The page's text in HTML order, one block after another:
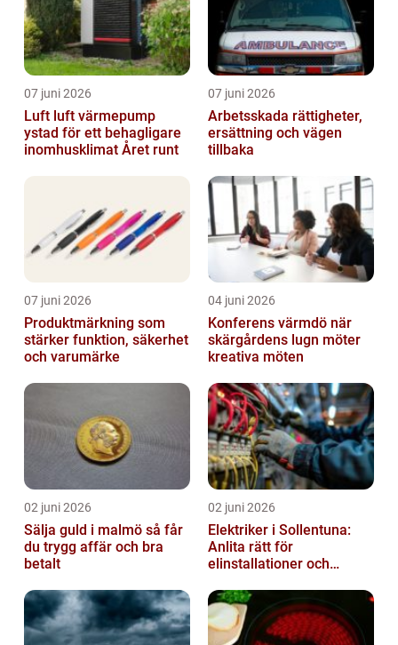
07 juni 2026
Luft luft värmepump
ystad för ett behagligare
inomhusklimat Året runt
07 juni 2026
Arbetsskada rättigheter,
ersättning och vägen
tillbaka
07 juni 2026
Produktmärkning som
stärker funktion, säkerhet
och varumärke
04 juni 2026
Konferens värmdö när
skärgårdens lugn möter
kreativa möten
02 juni 2026
Sälja guld i malmö så får
du trygg affär och bra
betalt
02 juni 2026
Elektriker i Sollentuna:
Anlita rätt för
elinstallationer och